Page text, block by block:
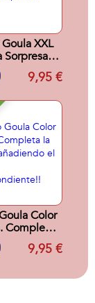
XXL
Sorpresa.
piezas.
9,95 €
Color
Completa
el color
9,95 €